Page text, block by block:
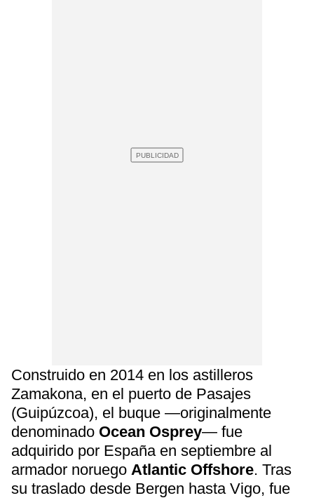
Construido en 2014 en los astilleros
Zamakona, en el puerto de Pasajes
(Guipúzcoa), el buque —originalmente
denominado Ocean Osprey— fue
adquirido por España en septiembre al
armador noruego Atlantic Offshore. Tras
su traslado desde Bergen hasta Vigo, fue